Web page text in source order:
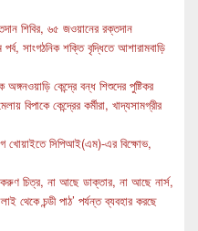
শিবির, ৬৫ জওয়ানের রক্তদান
সাংগঠনিক শক্তি বৃদ্ধিতে আশারামবাড়ি
কেন্দ্রে বন্ধ শিশুদের পুষ্টিকর
বিপাকে কেন্দ্রের কর্মীরা, খাদ্যসামগ্রীর
খোয়াইতে সিপিআই(এম)-এর বিক্ষোভ,
করুণ চিত্র, না আছে ডাক্তার, না আছে নার্স,
থেকে চন্ডী পাঠ’ পর্যন্ত ব্যবহার করছে